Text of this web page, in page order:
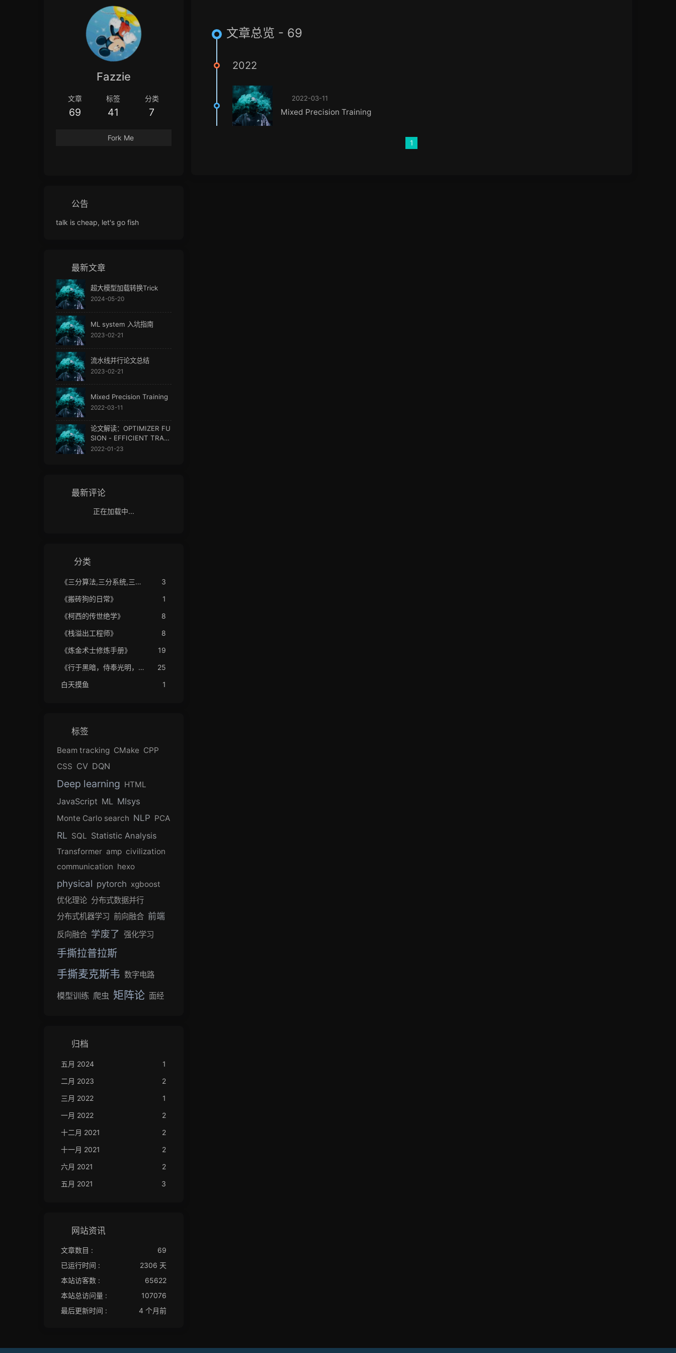
文章总览 - 69
2022
2022-03-11
Mixed Precision Training
1
Fazzie
文章
69
标签
41
分类
7
Fork Me
公告
talk is cheap, let's go fish
最新文章
超大模型加载转换Trick
2024-05-20
ML system 入坑指南
2023-02-21
流水线并行论文总结
2023-02-21
Mixed Precision Training
2022-03-11
论文解读：OPTIMIZER FU
SION - EFFICIENT TRAIN
ING WITH BETTER LOCA
2022-01-23
最新评论
正在加载中...
分类
《三分算法,三分系统,三分产品,一分销售》
3
《搬砖狗的日常》
1
《柯西的传世绝学》
8
《栈溢出工程师》
8
《炼金术士修炼手册》
19
《行于黑暗，侍奉光明，我们是电工》
25
白天摸鱼
1
标签
Beam tracking CMake CPP
CSS CV DQN
Deep learning HTML
JavaScript ML Mlsys
Monte Carlo search NLP PCA
RL SQL Statistic Analysis
Transformer amp civilization
communication hexo
physical pytorch xgboost
优化理论 分布式数据并行
分布式机器学习 前向融合 前端
反向融合 学废了 强化学习
手撕拉普拉斯
手撕麦克斯韦 数字电路
模型训练 爬虫 矩阵论 面经
归档
五月 2024
1
二月 2023
2
三月 2022
1
一月 2022
2
十二月 2021
2
十一月 2021
2
六月 2021
2
五月 2021
3
网站资讯
文章数目 :
69
已运行时间 :
2306 天
本站访客数 :
65622
本站总访问量 :
107076
最后更新时间 :
4 个月前